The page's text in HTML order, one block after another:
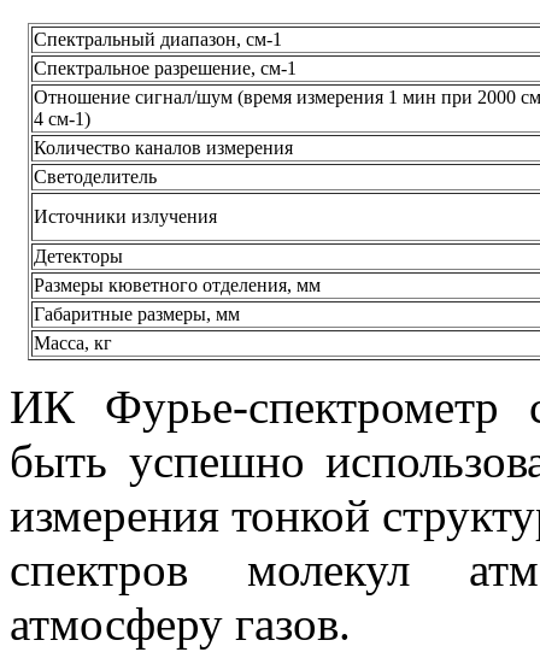
Спектральный диапазон, см‑1
Спектральное разрешение, см‑1
Отношение сигнал/шум (время измерения 1 мин при 2000
4 см-1)
Количество каналов измерения
Светоделитель
Источники излучения
Детекторы
Размеры кюветного отделения, мм
Габаритные размеры, мм
Масса, кг
ИК Фурье-спектрометр
быть успешно
измерения тонкой
спектров молекул
атмосферу газов.